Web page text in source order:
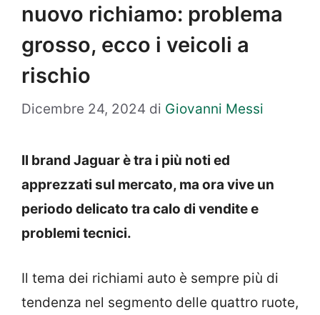
nuovo richiamo: problema
grosso, ecco i veicoli a
rischio
Dicembre 24, 2024 di Giovanni Messi
Il brand Jaguar è tra i più noti ed
apprezzati sul mercato, ma ora vive un
periodo delicato tra calo di vendite e
problemi tecnici.
Il tema dei richiami auto è sempre più di
tendenza nel segmento delle quattro ruote,